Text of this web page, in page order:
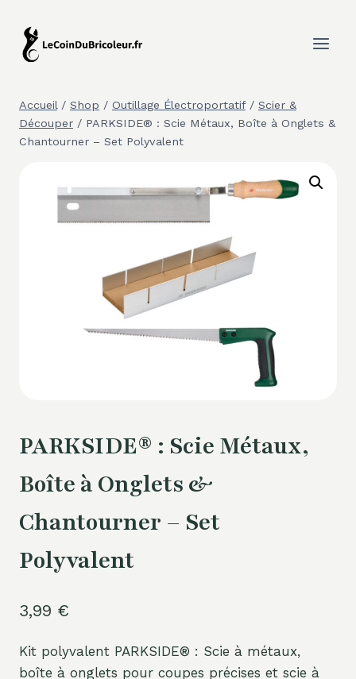
contenu
Accueil / Shop / Outillage Électroportatif / Scier &
Découper / PARKSIDE® : Scie Métaux, Boîte à Onglets &
Chantourner – Set Polyvalent
PARKSIDE® : Scie Métaux,
Boîte à Onglets &
Chantourner – Set
Polyvalent
3,99 €
Kit polyvalent PARKSIDE® : Scie à métaux,
boîte à onglets pour coupes précises et scie à